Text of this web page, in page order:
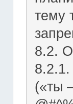
тему
8.2.
(«ты